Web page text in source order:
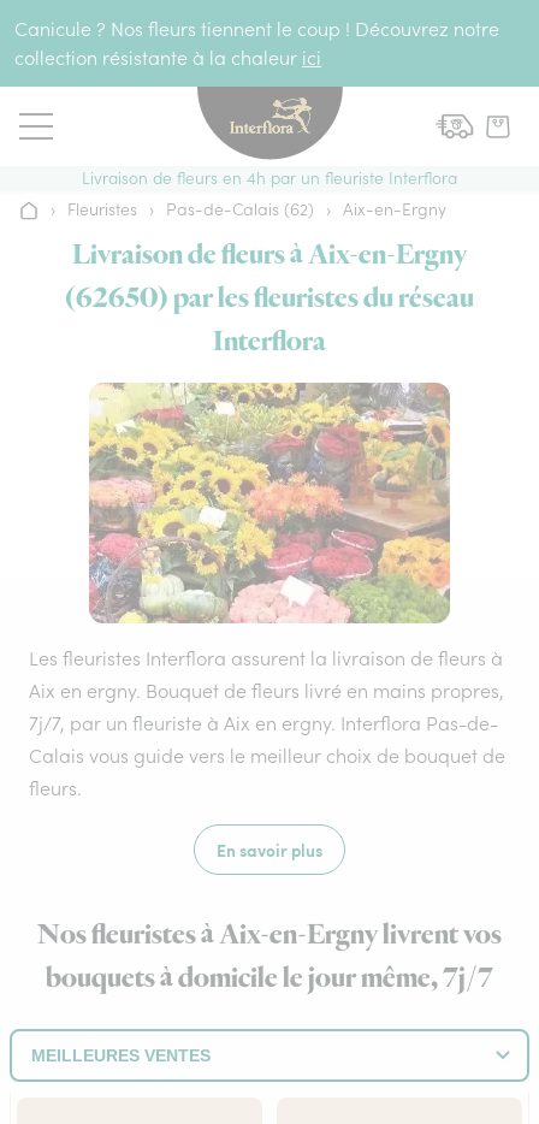
Canicule ? Nos fleurs tiennent le coup ! Découvrez notre
collection résistante à la chaleur ici
Livraison de fleurs en 4h par un fleuriste Interflora
Accueil
› Fleuristes › Pas-de-Calais (62) › Aix-en-Ergny
Livraison de fleurs à Aix-en-Ergny
(62650) par les fleuristes du réseau
Interflora
Les fleuristes Interflora assurent la livraison de fleurs à
Aix en ergny. Bouquet de fleurs livré en mains propres,
7j/7, par un fleuriste à Aix en ergny. Interflora Pas-de-
Calais vous guide vers le meilleur choix de bouquet de
fleurs.
En savoir plus
Nos fleuristes à Aix-en-Ergny livrent vos
bouquets à domicile le jour même, 7j/7